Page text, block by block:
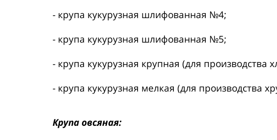
- крупа кукурузная шлифованная №4;
- крупа кукурузная шлифованная №5;
- крупа кукурузная крупная (для производства
- крупа кукурузная мелкая (для производства
Крупа овсяная: